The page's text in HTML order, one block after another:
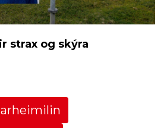
strax og skýra